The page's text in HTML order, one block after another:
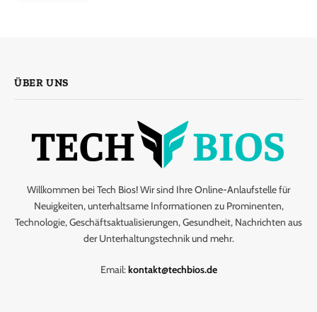
ÜBER UNS
Willkommen bei Tech Bios! Wir sind Ihre Online-Anlaufstelle für
Neuigkeiten, unterhaltsame Informationen zu Prominenten,
Technologie, Geschäftsaktualisierungen, Gesundheit, Nachrichten aus
der Unterhaltungstechnik und mehr.
Email:kontakt@techbios.de